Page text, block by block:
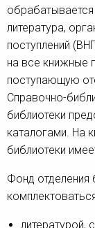
литература,
поступлений
на все книжные
поступающую
Справочно-
библиотеки
каталогами. На
библиотеки
Фонд отделения
литературой,